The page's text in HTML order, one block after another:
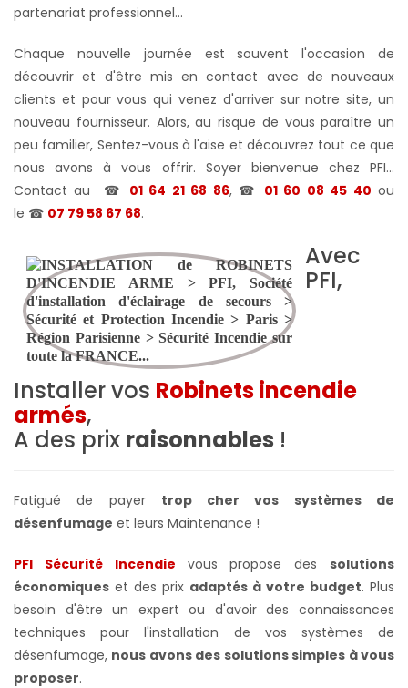
partenariat professionnel...
Chaque nouvelle journée est souvent l'occasion de
découvrir et d'être mis en contact avec de nouveaux
clients et pour vous qui venez d'arriver sur notre site, un
nouveau fournisseur. Alors, au risque de vous paraître un
peu familier, Sentez-vous à l'aise et découvrez tout ce que
nous avons à vous offrir. Soyer bienvenue chez PFI…
Contact au
☎ 01 64 21 68 86, ☎ 01 60 08 45 40 ou
le ☎ 07 79 58 67 68.
Avec
PFI,
Installer vos Robinets incendie
armés,
A des prix raisonnables !
Fatigué de payer trop cher vos systèmes de
désenfumage et leurs Maintenance !
PFI Sécurité Incendie vous propose dessolutions
économiques et des prix adaptés à votre budget. Plus
besoin d'être un expert ou d'avoir des connaissances
techniques pour l'installation de vos systèmes de
désenfumage, nous avons des solutions simples à vous
proposer.